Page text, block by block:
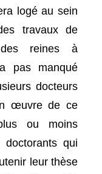
logé au sein
travaux de
des reines à
pas manqué
docteurs
œuvre de ce
ou moins
qui
leur thèse